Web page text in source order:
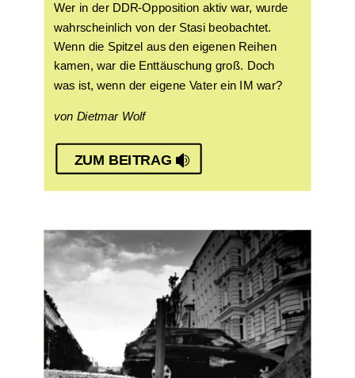
Wer in der DDR-Opposition aktiv war, wurde
wahrscheinlich von der Stasi beobachtet.
Wenn die Spitzel aus den eigenen Reihen
kamen, war die Enttäuschung groß. Doch
was ist, wenn der eigene Vater ein IM war?
von Dietmar Wolf
ZUM BEITRAG